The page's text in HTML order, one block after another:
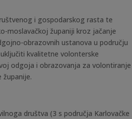
i gospodarskog rasta te
moslavačkoj županiji kroz jačanje
obrazovnih ustanova u području
uključiti kvalitetne volonterske
odgoja i obrazovanja za volontiranje
županije.
društva (3 s područja Karlovačke